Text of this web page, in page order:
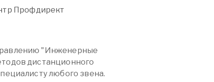
Профдирект
"Инженерные
дистанционного
любого звена.